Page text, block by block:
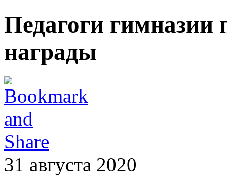
Педагоги гимназии
награды
31 августа 2020